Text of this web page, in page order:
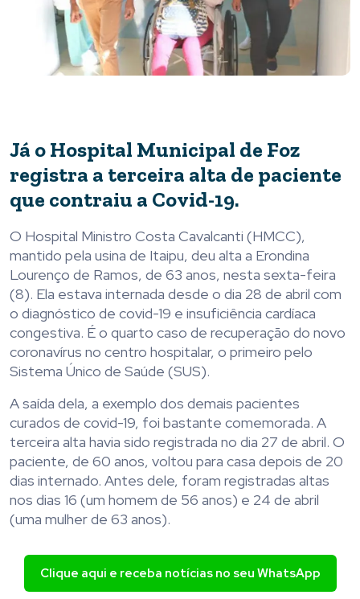
Já o Hospital Municipal de Foz
registra a terceira alta de paciente
que contraiu a Covid-19.
O Hospital Ministro Costa Cavalcanti (HMCC),
mantido pela usina de Itaipu, deu alta a Erondina
Lourenço de Ramos, de 63 anos, nesta sexta-feira
(8). Ela estava internada desde o dia 28 de abril com
o diagnóstico de covid-19 e insuficiência cardíaca
congestiva. É o quarto caso de recuperação do novo
coronavírus no centro hospitalar, o primeiro pelo
Sistema Único de Saúde (SUS).
A saída dela, a exemplo dos demais pacientes
curados de covid-19, foi bastante comemorada. A
terceira alta havia sido registrada no dia 27 de abril. O
paciente, de 60 anos, voltou para casa depois de 20
dias internado. Antes dele, foram registradas altas
nos dias 16 (um homem de 56 anos) e 24 de abril
(uma mulher de 63 anos).
Clique aqui e receba notícias no seu WhatsApp